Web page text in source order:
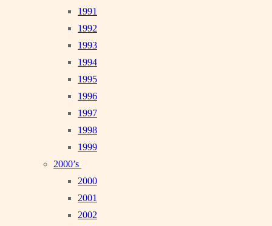
1991
1992
1993
1994
1995
1996
1997
1998
1999
2000’s
2000
2001
2002